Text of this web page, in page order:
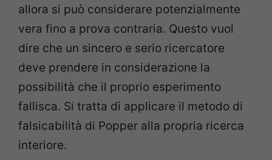
allora si può considerare potenzialmente
vera fino a prova contraria. Questo vuol
dire che un sincero e serio ricercatore
deve prendere in considerazione la
possibilità che il proprio esperimento
fallisca. Si tratta di applicare il metodo di
falsicabilità di Popper alla propria ricerca
interiore.